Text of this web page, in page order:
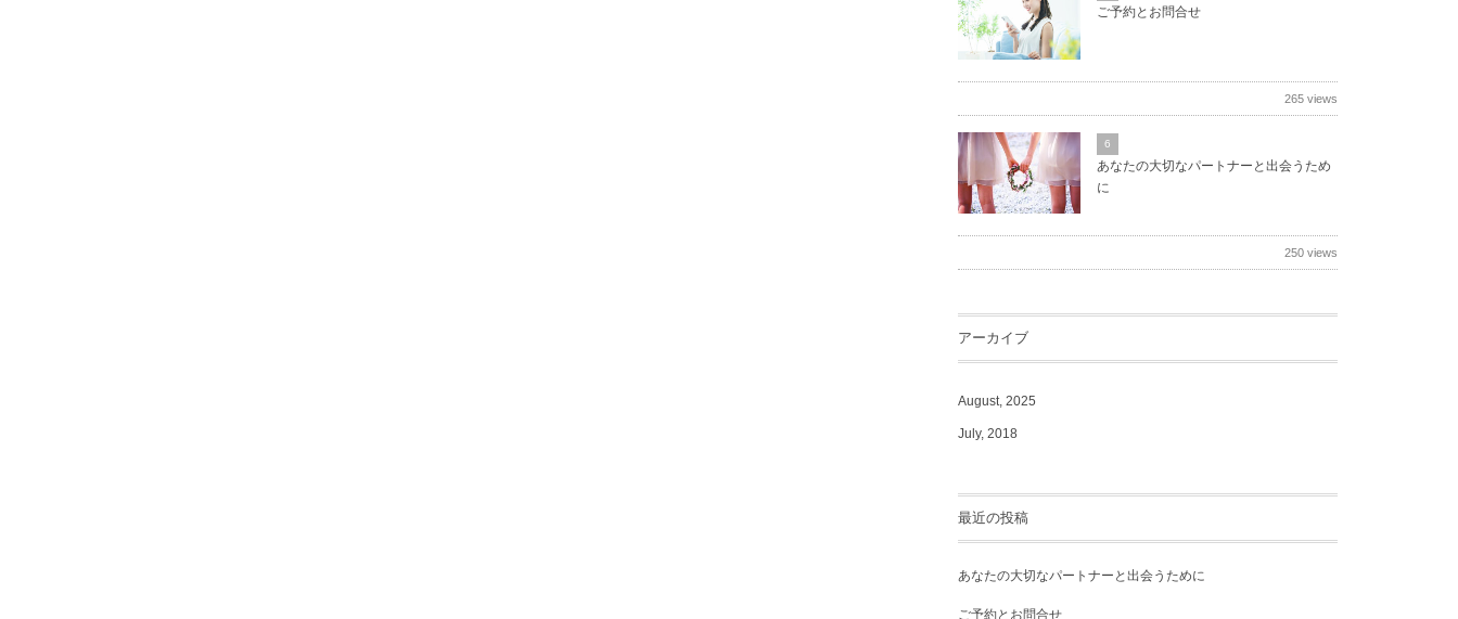
ご予約とお問合せ
265 views
6
あなたの大切なパートナーと出会うため
に
250 views
アーカイブ
August, 2025
July, 2018
最近の投稿
あなたの大切なパートナーと出会うために
ご予約とお問合せ